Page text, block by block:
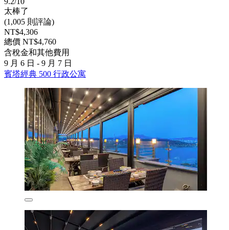
太棒了
(1,005 則評論)
NT$4,306
總價 NT$4,760
含稅金和其他費用
9 月 6 日 - 9 月 7 日
賓塔經典 500 行政公寓